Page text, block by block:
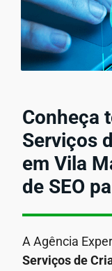
Conheça
Serviços
em Vila
de SEO
A Agência
Serviços de